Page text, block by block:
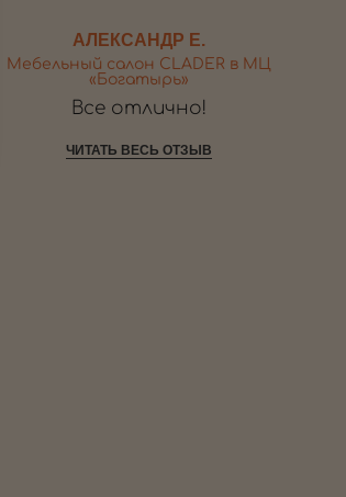
АЛЕКСАНДР Е.
Мебельный салон CLADER в МЦ
«Богатырь»
Все отлично!
ЧИТАТЬ ВЕСЬ ОТЗЫВ